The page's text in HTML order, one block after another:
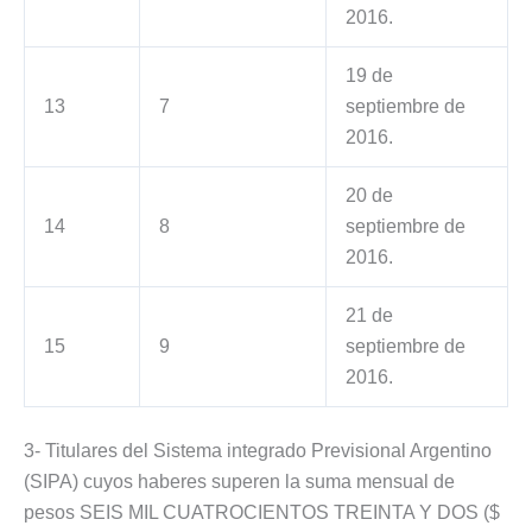
2016.
13 7
19 de
septiembre de
2016.
14 8
20 de
septiembre de
2016.
15 9
21 de
septiembre de
2016.
3- Titulares del Sistema integrado Previsional Argentino
(SIPA) cuyos haberes superen la suma mensual de
pesos SEIS MIL CUATROCIENTOS TREINTA Y DOS ($